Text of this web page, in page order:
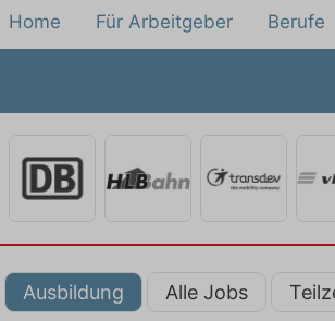
Home Für Arbeitgeber Berufe
Ausbildung Alle Jobs